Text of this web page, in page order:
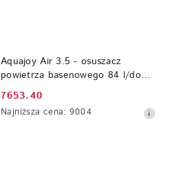
Aquajoy Air 3.5 - osuszacz
powietrza basenowego 84 l/dobę
(WiFi, montaż
ścienny/podłogowy)
Cena
promocyjna:
7653.40
Najniższa
Najniższa cena: 9004
DO KOSZYKA